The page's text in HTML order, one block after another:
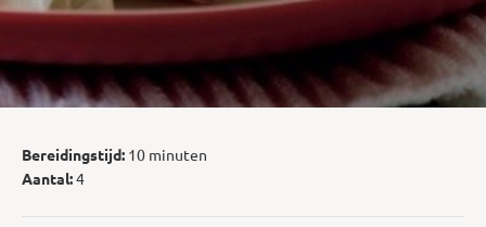
Bereidingstijd: 10 minuten
Aantal:4